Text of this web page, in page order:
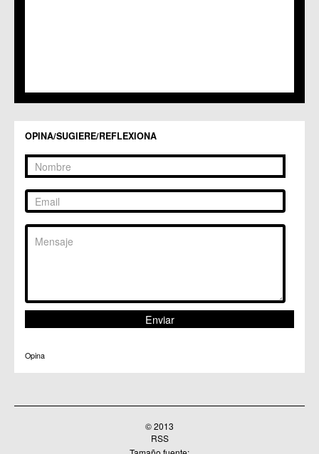
OPINA/SUGIERE/REFLEXIONA
Opina
© 2013
RSS